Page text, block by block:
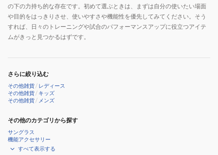
の下の力持ち的な存在です。初めて選ぶときは、まずは自分の使いたい場面
や目的をはっきりさせ、使いやすさや機能性を優先してみてください。そう
すれば、日々のトレーニングや試合のパフォーマンスアップに役立つアイテ
ムがきっと見つかるはずです。
さらに絞り込む
その他雑貨/ レディース
その他雑貨/ キッズ
その他雑貨/ メンズ
その他のカテゴリから探す
サングラス
機能アクセサリー
すべて表示する